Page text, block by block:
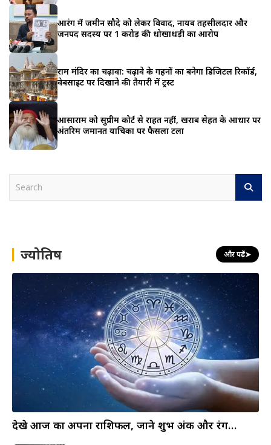
आरंग में जमीन सौदे को लेकर विवाद, नायब तहसीलदार और
जनपद सदस्य पर 1 करोड़ की धोखाधड़ी का आरोप
राम मंदिर का चढ़ावा: चढ़ावे के गहनों का बनेगा डिजिटल रिकॉर्ड,
वेबसाइट पर दिखाने की तैयारी में ट्रस्ट
आसाराम को सुप्रीम कोर्ट से राहत नहीं, खराब सेहत के आधार पर
अंतरिम जमानत याचिका पर फैसला टला
h ज्योतिष और पढ़ें➤
देखे आज का अपना राशिफल, जाने शुभ अंक और रंग…